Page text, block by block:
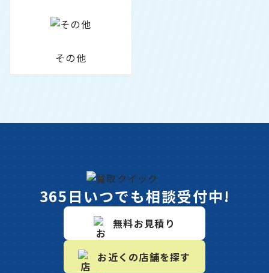
その他
365日いつでも相談受付中!
無料お見積り
お近くの店舗を探す